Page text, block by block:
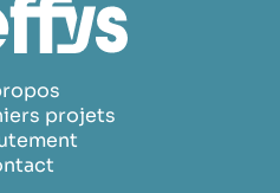
projets